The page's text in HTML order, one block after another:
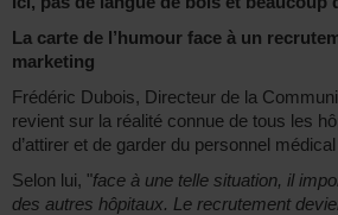
La carte de l’humour face à un
marketing
Frédéric Dubois, Directeur de la
revient sur la réalité connue de tous les
d’attirer et de garder du personnel
Selon lui, "face à une telle situation, il
des autres hôpitaux. Le recrutement